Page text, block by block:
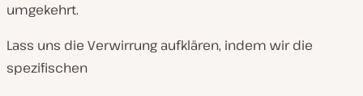
umgekehrt.
Lass uns die Verwirrung aufklären, indem wir die
spezifischen